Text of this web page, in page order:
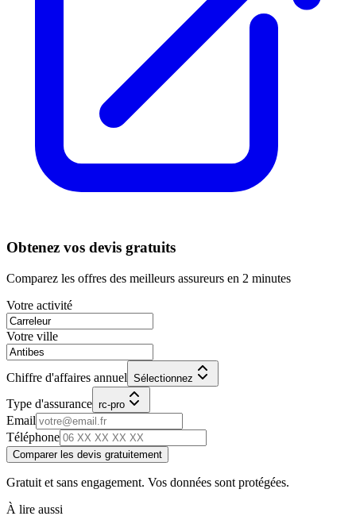
Obtenez vos devis gratuits
Comparez les offres des meilleurs assureurs en 2 minutes
Votre activité
Votre ville
Chiffre d'affaires annuel Sélectionnez
Type d'assurance rc-pro
Email
Téléphone
Comparer les devis gratuitement
Gratuit et sans engagement. Vos données sont protégées.
À lire aussi